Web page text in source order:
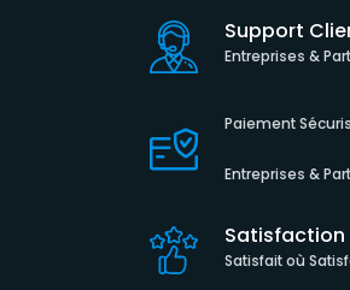
Support
Entreprises &
Paiement
Entreprises &
Satisfaction
Satisfait où